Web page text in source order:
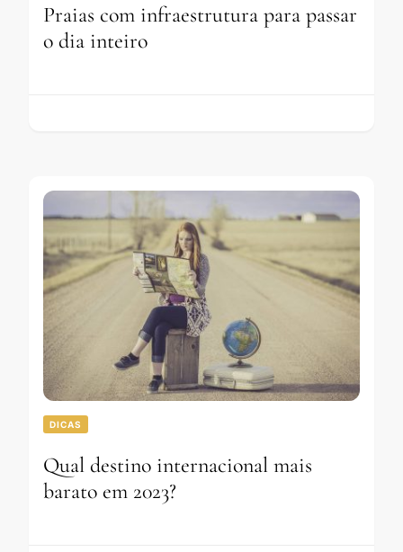
Praias com infraestrutura para passar
o dia inteiro
DICAS
Qual destino internacional mais
barato em 2023?